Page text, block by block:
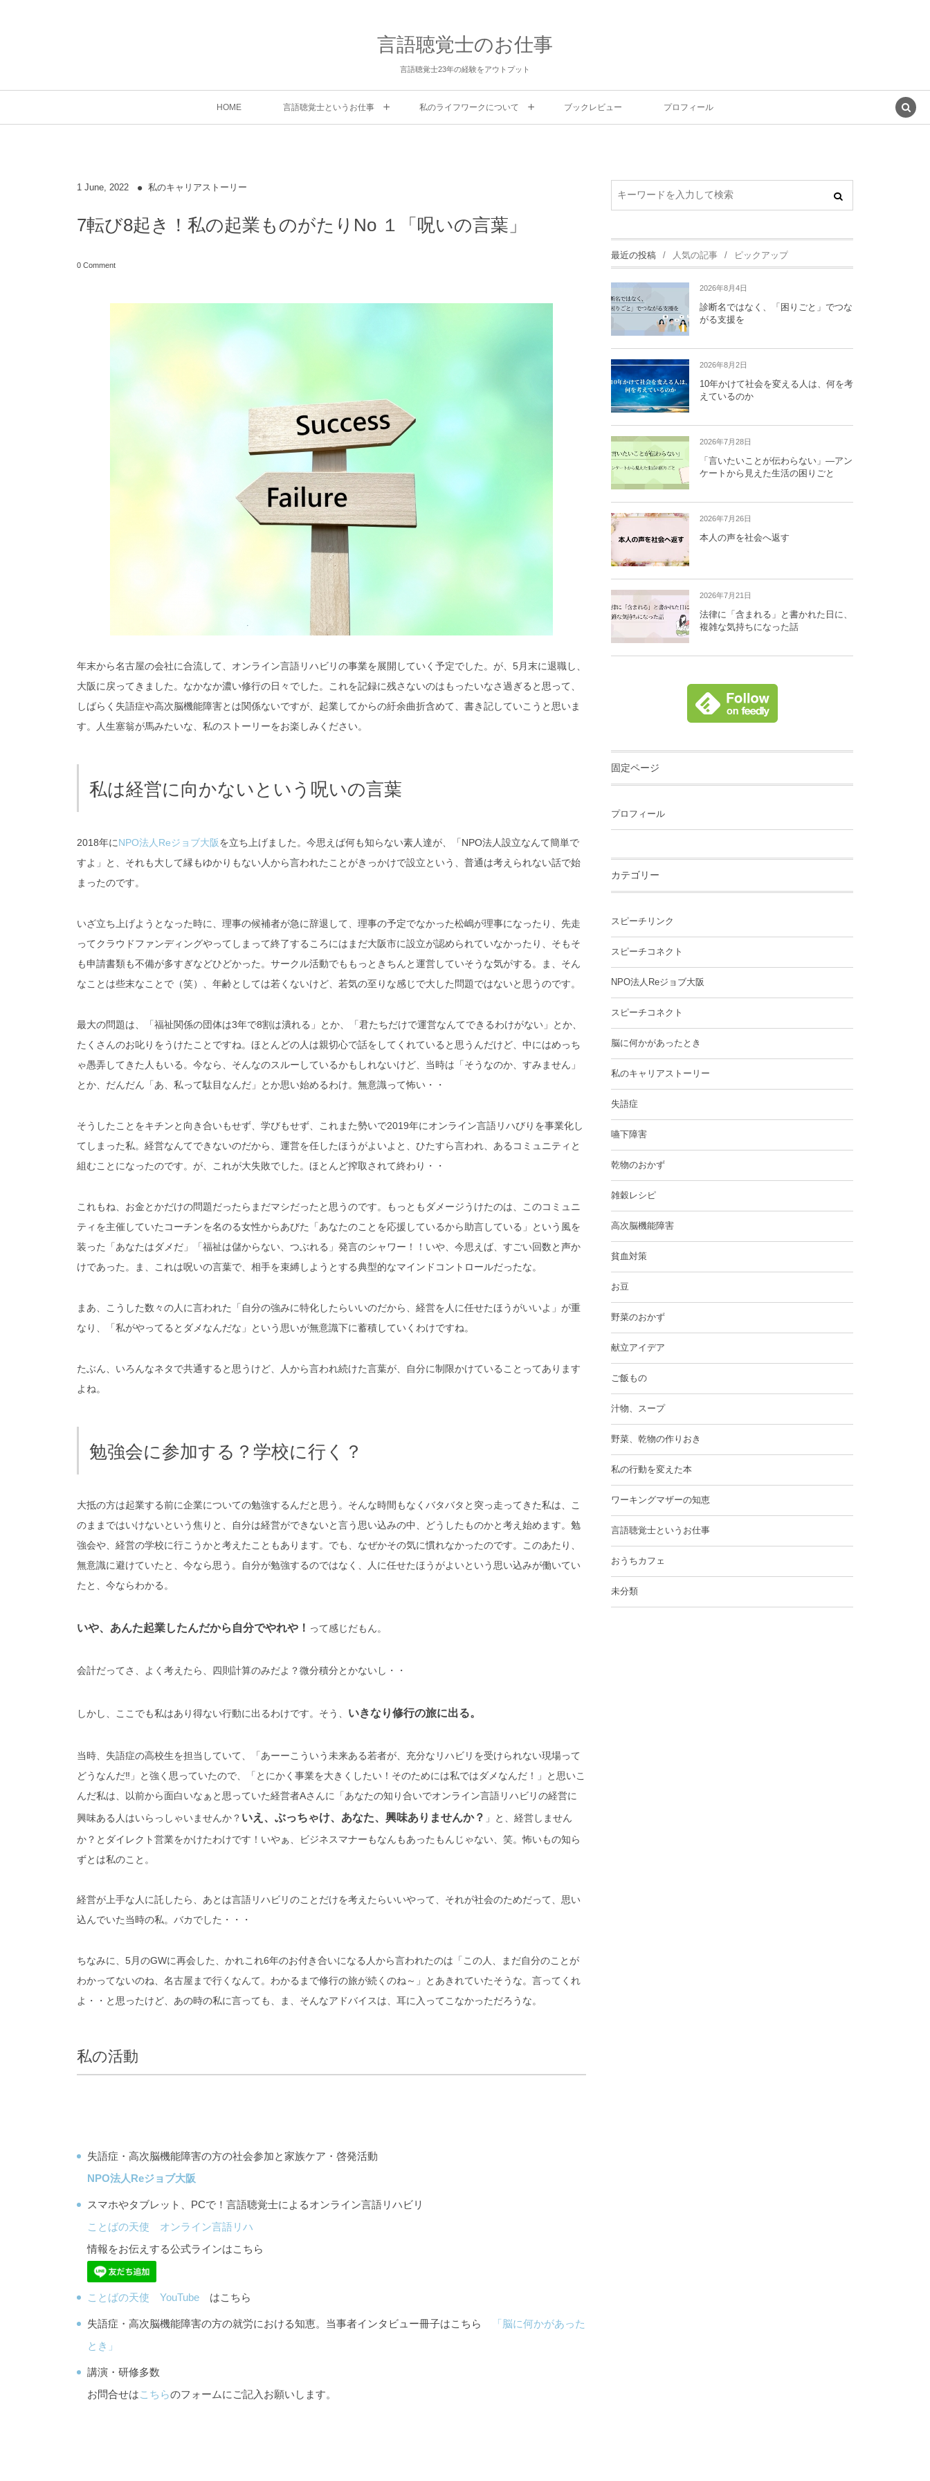
言語聴覚士のお仕事
言語聴覚士23年の経験をアウトプット
HOME 言語聴覚士というお仕事 私のライフワークについて ブックレビュー プロフィール
1 June, 2022 私のキャリアストーリー
7転び8起き！私の起業ものがたりNo １「呪いの言葉」
0 Comment
年末から名古屋の会社に合流して、オンライン言語リハビリの事業を展開していく予定でした。が、5月末に退職し、
大阪に戻ってきました。なかなか濃い修行の日々でした。これを記録に残さないのはもったいなさ過ぎると思って、
しばらく失語症や高次脳機能障害とは関係ないですが、起業してからの紆余曲折含めて、書き記していこうと思いま
す。人生塞翁が馬みたいな、私のストーリーをお楽しみください。
私は経営に向かないという呪いの言葉
2018年にNPO法人Reジョブ大阪を立ち上げました。今思えば何も知らない素人達が、「NPO法人設立なんて簡単で
すよ」と、それも大して縁もゆかりもない人から言われたことがきっかけで設立という、普通は考えられない話で始
まったのです。
いざ立ち上げようとなった時に、理事の候補者が急に辞退して、理事の予定でなかった松嶋が理事になったり、先走
ってクラウドファンディングやってしまって終了するころにはまだ大阪市に設立が認められていなかったり、そもそ
も申請書類も不備が多すぎなどひどかった。サークル活動でももっときちんと運営していそうな気がする。ま、そん
なことは些末なことで（笑）、年齢としては若くないけど、若気の至りな感じで大した問題ではないと思うのです。
最大の問題は、「福祉関係の団体は3年で8割は潰れる」とか、「君たちだけで運営なんてできるわけがない」とか、
たくさんのお叱りをうけたことですね。ほとんどの人は親切心で話をしてくれていると思うんだけど、中にはめっち
ゃ愚弄してきた人もいる。今なら、そんなのスルーしているかもしれないけど、当時は「そうなのか、すみません」
とか、だんだん「あ、私って駄目なんだ」とか思い始めるわけ。無意識って怖い・・
そうしたことをキチンと向き合いもせず、学びもせず、これまた勢いで2019年にオンライン言語リハびりを事業化し
てしまった私。経営なんてできないのだから、運営を任したほうがよいよと、ひたすら言われ、あるコミュニティと
組むことになったのです。が、これが大失敗でした。ほとんど搾取されて終わり・・
これもね、お金とかだけの問題だったらまだマシだったと思うのです。もっともダメージうけたのは、このコミュニ
ティを主催していたコーチンを名のる女性からあびた「あなたのことを応援しているから助言している」という風を
装った「あなたはダメだ」「福祉は儲からない、つぶれる」発言のシャワー！！いや、今思えば、すごい回数と声か
けであった。ま、これは呪いの言葉で、相手を束縛しようとする典型的なマインドコントロールだったな。
まあ、こうした数々の人に言われた「自分の強みに特化したらいいのだから、経営を人に任せたほうがいいよ」が重
なり、「私がやってるとダメなんだな」という思いが無意識下に蓄積していくわけですね。
たぶん、いろんなネタで共通すると思うけど、人から言われ続けた言葉が、自分に制限かけていることってあります
よね。
勉強会に参加する？学校に行く？
大抵の方は起業する前に企業についての勉強するんだと思う。そんな時間もなくバタバタと突っ走ってきた私は、こ
のままではいけないという焦りと、自分は経営ができないと言う思い込みの中、どうしたものかと考え始めます。勉
強会や、経営の学校に行こうかと考えたこともあります。でも、なぜかその気に慣れなかったのです。このあたり、
無意識に避けていたと、今なら思う。自分が勉強するのではなく、人に任せたほうがよいという思い込みが働いてい
たと、今ならわかる。
いや、あんた起業したんだから自分でやれや！ って感じだもん。
会計だってさ、よく考えたら、四則計算のみだよ？微分積分とかないし・・
しかし、ここでも私はあり得ない行動に出るわけです。そう、 いきなり修行の旅に出る。
当時、失語症の高校生を担当していて、「あーーこういう未来ある若者が、充分なリハビリを受けられない現場って
どうなんだ‼️」と強く思っていたので、「とにかく事業を大きくしたい！そのためには私ではダメなんだ！」と思いこ
んだ私は、以前から面白いなぁと思っていた経営者Aさんに「あなたの知り合いでオンライン言語リハビリの経営に
興味ある人はいらっしゃいませんか？ いえ、ぶっちゃけ、あなた、興味ありませんか？ 」
と、経営しません
か？とダイレクト営業をかけたわけです！いやぁ、ビジネスマナーもなんもあったもんじゃない、笑。怖いもの知ら
ずとは私のこと。
経営が上手な人に託したら、あとは言語リハビリのことだけを考えたらいいやって、それが社会のためだって、思い
込んでいた当時の私。バカでした・・・
ちなみに、5月のGWに再会した、かれこれ6年のお付き合いになる人から言われたのは「この人、まだ自分のことが
わかってないのね、名古屋まで行くなんて。わかるまで修行の旅が続くのね～」とあきれていたそうな。言ってくれ
よ・・と思ったけど、あの時の私に言っても、ま、そんなアドバイスは、耳に入ってこなかっただろうな。
私の活動
失語症・高次脳機能障害の方の社会参加と家族ケア・啓発活動
NPO法人Reジョブ大阪
スマホやタブレット、PCで！言語聴覚士によるオンライン言語リハビリ
ことばの天使 オンライン言語リハ
情報をお伝えする公式ラインはこちら
ことばの天使 YouTube はこちら
失語症・高次脳機能障害の方の就労における知恵。当事者インタビュー冊子はこちら
「脳に何かがあった
とき」
講演・研修多数
お問合せはこちらのフォームにご記入お願いします。
最近の投稿 人気の記事 ピックアップ
2026年8月4日
診断名ではなく、「困りごと」でつな
がる支援を
2026年8月2日
10年かけて社会を変える人は、何を考
えているのか
2026年7月28日
「言いたいことが伝わらない」―アン
ケートから見えた生活の困りごと
2026年7月26日
本人の声を社会へ返す
2026年7月21日
法律に「含まれる」と書かれた日に、
複雑な気持ちになった話
固定ページ
プロフィール
カテゴリー
スピーチリンク
スピーチコネクト
NPO法人Reジョブ大阪
スピーチコネクト
脳に何かがあったとき
私のキャリアストーリー
失語症
嚥下障害
乾物のおかず
雑穀レシピ
高次脳機能障害
貧血対策
お豆
野菜のおかず
献立アイデア
ご飯もの
汁物、スープ
野菜、乾物の作りおき
私の行動を変えた本
ワーキングマザーの知恵
言語聴覚士というお仕事
おうちカフェ
未分類